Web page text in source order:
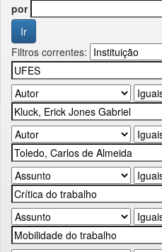
por
Filtros correntes: